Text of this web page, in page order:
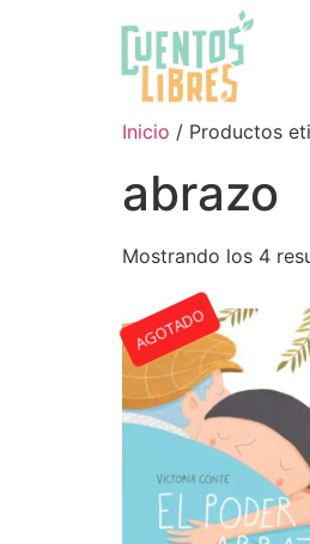
Inicio / Productos
abrazo
Mostrando los 4
AGOTADO